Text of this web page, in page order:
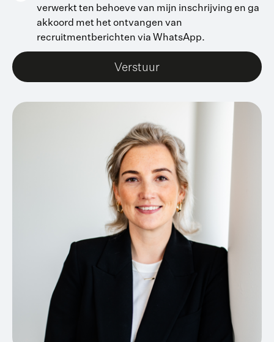
verwerkt ten behoeve van mijn inschrijving en ga
akkoord met het ontvangen van
recruitmentberichten via WhatsApp.
Verstuur